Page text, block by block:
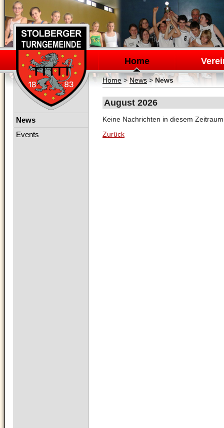
Navigation
überspringen
Home
Home> News>News
August 2026
Keine Nachrichten in diesem
Zurück
Navigation
News
Events